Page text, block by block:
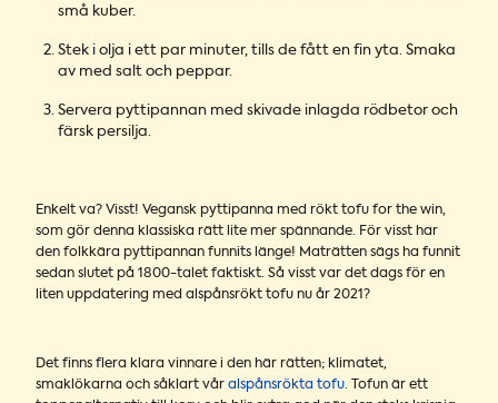
små kuber.
Stek i olja i ett par minuter, tills de fått en fin yta. Smaka
av med salt och peppar.
Servera pyttipannan med skivade inlagda rödbetor och
färsk persilja.
Enkelt va? Visst! Vegansk pyttipanna med rökt tofu for the win,
som gör denna klassiska rätt lite mer spännande. För visst har
den folkkära pyttipannan funnits länge! Maträtten sägs ha funnit
sedan slutet på 1800-talet faktiskt. Så visst var det dags för en
liten uppdatering med alspånsrökt tofu nu år 2021?
Det finns flera klara vinnare i den här rätten; klimatet,
smaklökarna och såklart vår alspånsrökta tofu. Tofun är ett